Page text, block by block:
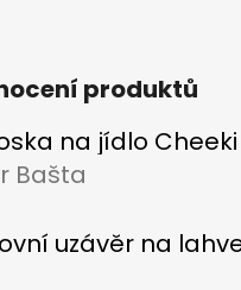
produktů
produktu je 5 z 5 hvězdiček.
Bašta
produktu je 5 z 5 hvězdiček.